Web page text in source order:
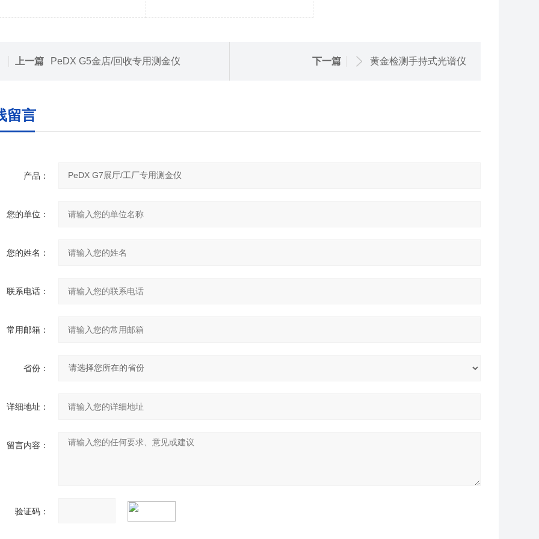
上一篇 PeDX G5金店/回收专用测金仪 下一篇 黄金检测手持式光谱仪
留言
产品：
您的单位：
您的姓名：
联系电话：
常用邮箱：
省份：
详细地址：
留言内容：
验证码：